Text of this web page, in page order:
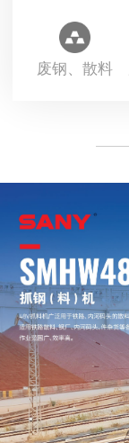
废钢、散料